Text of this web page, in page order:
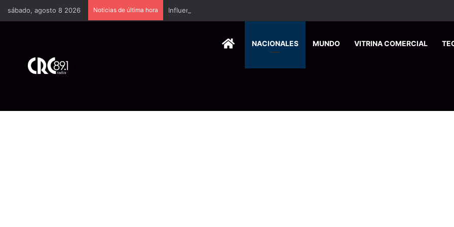
sábado, agosto 8 2026 Noticias de última hora
HOMENACIONALES MUNDO VITRINA COMERCIAL